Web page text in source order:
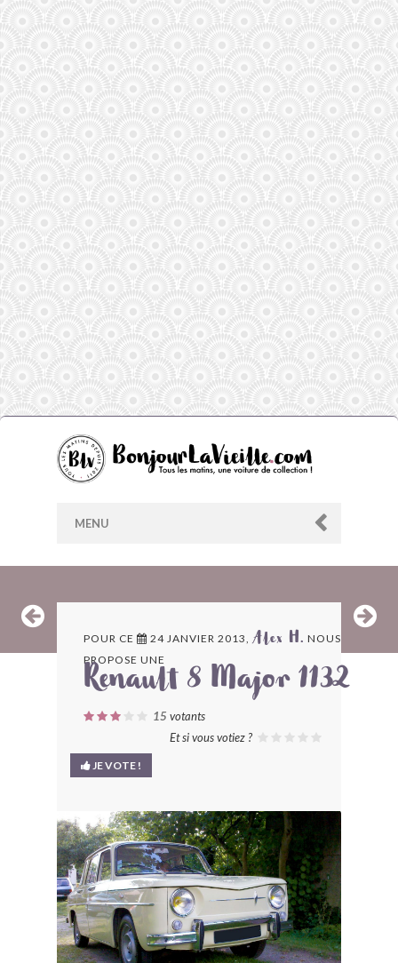
MENU
ARCHIVES
LES CONTRIBUTEURS
LE BLOG
BONJOURLAVIEILLE ?
MODÈLES ET MARQUES
COMMENT FONCTIONNE BLV ?
POUR CE 24 JANVIER 2013, Alex H. NOUS
PROPOSE UNE
Renault 8 Major 1132
15 votants
Et si vous votiez ?
JE VOTE !